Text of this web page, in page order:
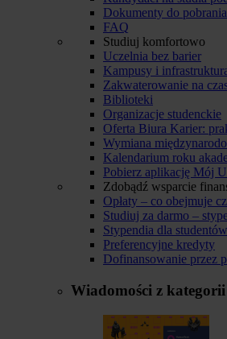
Dokumenty do pobrania
FAQ
Studiuj komfortowo
Uczelnia bez barier
Kampusy i
Zakwaterowanie na
Biblioteki
Organizacje studenckie
Oferta Biura Karier:
Wymiana
Kalendarium roku
Pobierz aplikację Mój
Zdobądź wsparcie
Opłaty – co obejmuje
Studiuj za darmo –
Stypendia dla studentów
Preferencyjne kredyty
Dofinansowanie przez
Wiadomości z kategorii